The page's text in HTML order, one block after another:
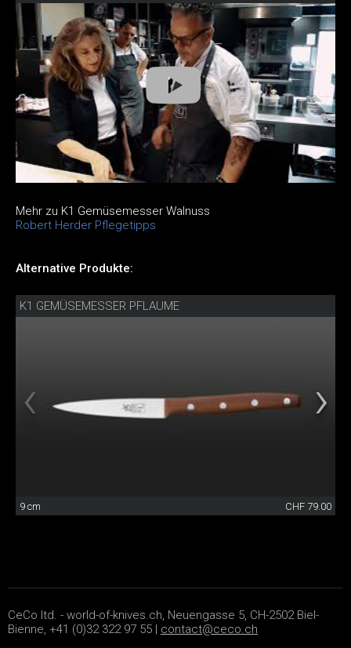
Mehr zu K1 Gemüsemesser Walnuss
Robert Herder Pflegetipps
Alternative Produkte:
K1 GEMÜSEMESSER PFLAUME
9 cm CHF 79.00
CeCo ltd. - world-of-knives.ch, Neuengasse 5, CH-2502 Biel-
Bienne, +41 (0)32 322 97 55 | contact@ceco.ch